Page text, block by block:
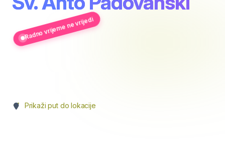
Radno vrijeme ne vrijedi
Prikaži put do lokacije